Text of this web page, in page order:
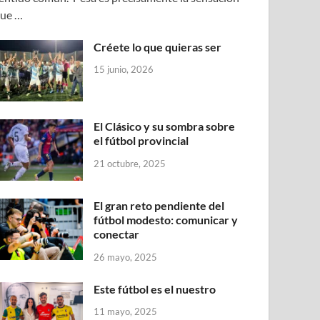
…
Créete lo que quieras ser
15 junio, 2026
El Clásico y su sombra sobre
el fútbol provincial
21 octubre, 2025
El gran reto pendiente del
fútbol modesto: comunicar y
conectar
26 mayo, 2025
Este fútbol es el nuestro
11 mayo, 2025